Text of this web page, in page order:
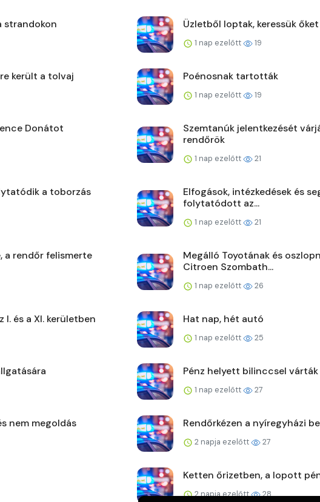
strandokon Üzletből loptak, keressük őket
1 nap ezelőtt 19
került a tolvaj Poénosnak tartották
1 nap ezelőtt 19
Donátot
Szemtanúk jelentkezését
rendőrök
1 nap ezelőtt 21
a toborzás
Elfogások, intézkedések és
folytatódott az...
1 nap ezelőtt 21
a rendőr felismerte
Megálló Toyotának és
Citroen Szombath...
1 nap ezelőtt 26
I. és a XI. kerületben Hat nap, hét autó
1 nap ezelőtt 25
Pénz helyett bilinccsel várták
1 nap ezelőtt 27
nem megoldás Rendőrkézen a nyíregyházi
2 napja ezelőtt 27
Ketten őrizetben, a lopott
2 napja ezelőtt 28